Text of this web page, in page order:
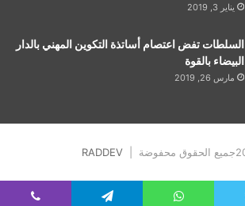
يناير 3, 2019
السلطات تفض اعتصام أساتذة التكوين المهني بالدار
البيضاء بالقوة
مارس 26, 2019
RADDEV